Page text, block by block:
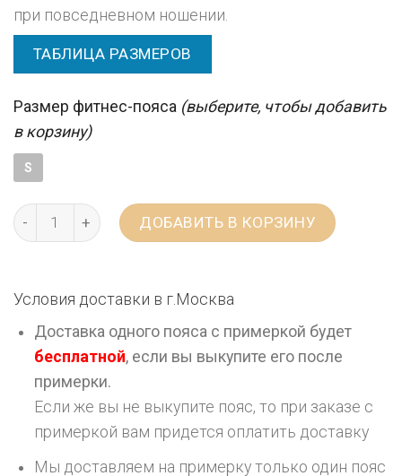
при повседневном ношении.
ТАБЛИЦА РАЗМЕРОВ
Размер фитнес-пояса (выберите, чтобы добавить
в корзину)
S
ДОБАВИТЬ В КОРЗИНУ
Условия доставки в г. Москва
Доставка одного пояса с примеркой будет
бесплатной, если вы выкупите его после
примерки.
Если же вы не выкупите пояс, то при заказе с
примеркой вам придется оплатить доставку
Мы доставляем на примерку только один пояс